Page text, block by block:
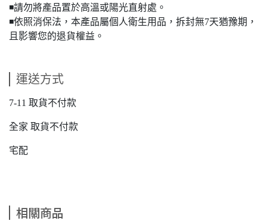
◾️請勿將產品置於高溫或陽光直射處。
◾️依照消保法，本產品屬個人衛生用品，拆封無7天猶豫期，
且影響您的退貨權益。
運送方式
7-11 取貨不付款
全家 取貨不付款
宅配
相關商品